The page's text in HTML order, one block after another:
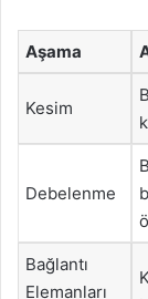
Aşama
Kesim
Debelenme
Bağlantı
Elemanları